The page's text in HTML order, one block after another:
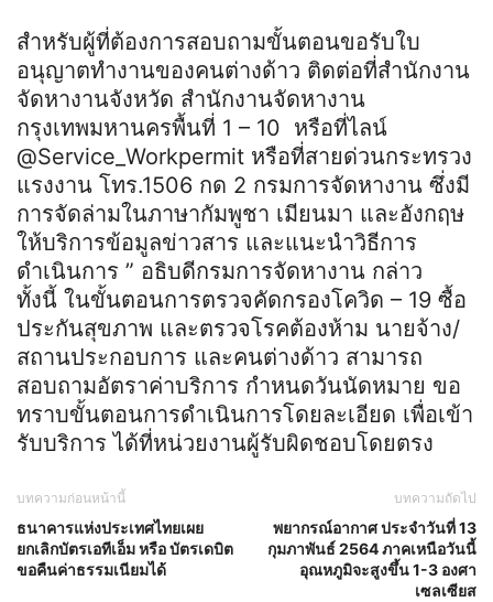
สำหรับผู้ที่ต้องการสอบถามขั้นตอนขอรับใบ
อนุญาตทำงานของคนต่างด้าว ติดต่อที่สำนักงาน
จัดหางานจังหวัด สำนักงานจัดหางาน
กรุงเทพมหานครพื้นที่ 1 – 10 หรือที่ไลน์
@Service_Workpermit หรือที่สายด่วนกระทรวง
แรงงาน โทร.1506 กด 2 กรมการจัดหางาน ซึ่งมี
การจัดล่ามในภาษากัมพูชา เมียนมา และอังกฤษ
ให้บริการข้อมูลข่าวสาร และแนะนำวิธีการ
ดำเนินการ ” อธิบดีกรมการจัดหางาน กล่าว
ทั้งนี้ ในขั้นตอนการตรวจคัดกรองโควิด – 19 ซื้อ
ประกันสุขภาพ และตรวจโรคต้องห้าม นายจ้าง/
สถานประกอบการ และคนต่างด้าว สามารถ
สอบถามอัตราค่าบริการ กำหนดวันนัดหมาย ขอ
ทราบขั้นตอนการดำเนินการโดยละเอียด เพื่อเข้า
รับบริการ ได้ที่หน่วยงานผู้รับผิดชอบโดยตรง
บทความก่อนหน้านี้
ธนาคารแห่งประเทศไทยเผย
ยกเลิกบัตรเอทีเอ็ม หรือ บัตรเดบิต
ขอคืนค่าธรรมเนียมได้
บทความถัดไป
พยากรณ์อากาศ ประจำวันที่ 13
กุมภาพันธ์ 2564 ภาคเหนือวันนี้
อุณหภูมิจะสูงขึ้น 1-3 องศา
เซลเซียส